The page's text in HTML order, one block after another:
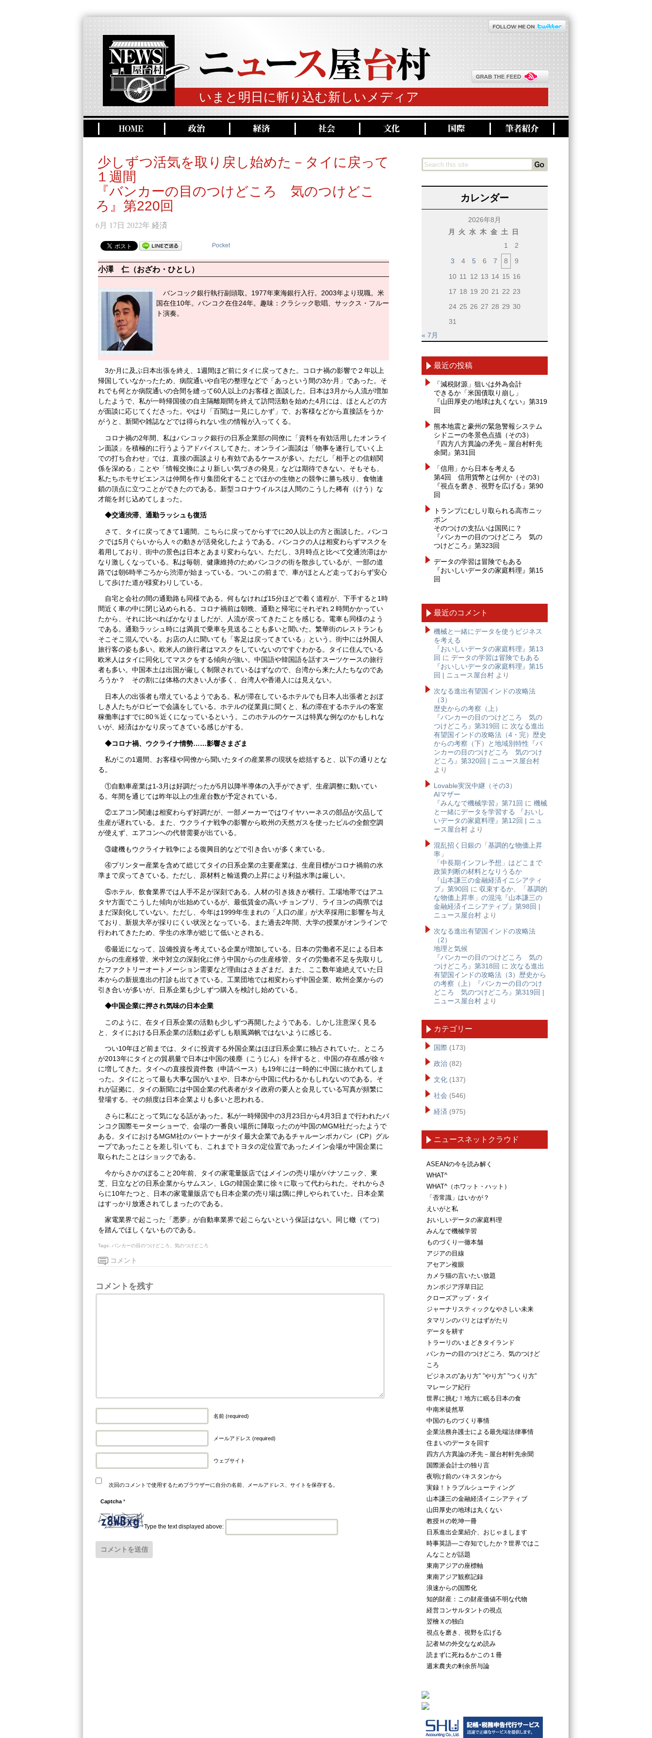
いまと明日に斬り込む新しいメディア
少しずつ活気を取り戻し始めた－タイに戻って
１週間
『バンカーの目のつけどころ 気のつけどこ
ろ』第220回
6月 17日 2022年 経済
Pocket
小澤 仁（おざわ・ひとし）
バンコック銀行執行副頭取。1977年東海銀行入行。2003年より現職。米
国在住10年。バンコク在住24年。趣味：クラシック歌唱、サックス・フルー
ト演奏。
3か月に及ぶ日本出張を終え、1週間ほど前にタイに戻ってきた。コロナ禍の影響で２年以上
帰国していなかったため、病院通いや自宅の整理などで「あっという間の3か月」であった。そ
れでも何とか病院通いの合間を縫って60人以上のお客様と面談した。日本は3月から人流が増加
したようで、私が一時帰国後の自主隔離期間を終えて訪問活動を始めた4月には、ほとんどの方
が面談に応じてくださった。やはり「百聞は一見にしかず」で、お客様などから直接話をうか
がうと、新聞や雑誌などでは得られない生の情報が入ってくる。
コロナ禍の2年間、私はバンコック銀行の日系企業部の同僚に「資料を有効活用したオンライ
ン面談」を積極的に行うようアドバイスしてきた。オンライン面談は「物事を遂行していく上
での打ち合わせ」では、直接の面談よりも有効であるケースが多い。ただし「相手との信頼関
係を深める」ことや「情報交換により新しい気づきの発見」などは期待できない。そもそも、
私たちホモサピエンスは仲間を作り集団化することでほかの生物との競争に勝ち残り、食物連
鎖の頂点に立つことができたのである。新型コロナウイルスは人間のこうした稀有（けう）な
才能を封じ込めてしまった。
◆交通渋滞、通勤ラッシュも復活
さて、タイに戻ってきて1週間。こちらに戻ってからすでに20人以上の方と面談した。バンコ
クでは5月ぐらいから人々の動きが活発化したようである。バンコクの人は相変わらずマスクを
着用しており、街中の景色は日本とあまり変わらない。ただし、3月時点と比べて交通渋滞はか
なり激しくなっている。私は毎朝、健康維持のためバンコクの街を散歩しているが、一部の道
路では朝6時半ごろから渋滞が始まっている。ついこの前まで、車がほとんど走っておらず安心
して歩けた道が様変わりしている。
自宅と会社の間の通勤路も同様である。何もなければ15分ほどで着く道程が、下手すると1時
間近く車の中に閉じ込められる。コロナ禍前は朝晩、通勤と帰宅にそれぞれ２時間かかってい
たから、それに比べればかなりましだが、人流が戻ってきたことを感じる。電車も同様のよう
である。通勤ラッシュ時には満員で乗車を見送ることも多いと聞いた。繁華街のレストランも
そこそこ混んでいる。お店の人に聞いても「客足は戻ってきている」という。街中には外国人
旅行客の姿も多い。欧米人の旅行者はマスクをしていないのですぐわかる。タイに住んでいる
欧米人はタイに同化してマスクをする傾向が強い。中国語や韓国語を話すスーツケースの旅行
者も多い。中国本土は出国が厳しく制限されているはずなので、台湾から来た人たちなのであ
ろうか？ その割には体格の大きい人が多く、台湾人や香港人には見えない。
日本人の出張者も増えているようである。私が滞在しているホテルでも日本人出張者とおぼ
しき人たちがロビーで会議をしている。ホテルの従業員に聞くと、私の滞在するホテルの客室
稼働率はすでに80％近くになっているという。このホテルのケースは特異な例なのかもしれな
いが、経済はかなり戻ってきている感じがする。
◆コロナ禍、ウクライナ情勢……影響さまざま
私がこの1週間、お客様や同僚から聞いたタイの産業界の現状を総括すると、以下の通りとな
る。
①自動車産業は1-3月は好調だったが5月以降半導体の入手ができず、生産調整に動いてい
る。年間を通じては昨年以上の生産台数が予定されている。
②エアコン関連は相変わらず好調だが、一部メーカーではワイヤハーネスの部品が欠品して
生産が遅れている。また、ウクライナ戦争の影響から欧州の天然ガスを使ったビルの全館空調
が使えず、エアコンへの代替需要が出ている。
③建機もウクライナ戦争による復興目的などで引き合いが多く来ている。
④プリンター産業を含めて総じてタイの日系企業の主要産業は、生産目標がコロナ禍前の水
準まで戻ってきている。ただし、原材料と輸送費の上昇により利益水準は厳しい。
⑤ホテル、飲食業界では人手不足が深刻である。人材の引き抜きが横行。工場地帯ではアユ
タヤ方面でこうした傾向が出始めているが、最低賃金の高いチョンブリ、ライヨンの両県では
まだ深刻化していない。ただし、今年は1999年生まれの「人口の崖」が大卒採用に影響を与え
ており、新規大卒が採りにくい状況となっている。また過去2年間、大学の授業がオンラインで
行われてきたため、学生の水準が総じて低いとされる。
⑥最近になって、設備投資を考えている企業が増加している。日本の労働者不足による日本
からの生産移管、米中対立の深刻化に伴う中国からの生産移管、タイの労働者不足を先取りし
たファクトリーオートメーション需要など理由はさまざまだ。また、ここ数年途絶えていた日
本からの新規進出の打診も出てきている。工業団地では相変わらず中国企業、欧州企業からの
引き合いが多いが、日系企業も少しずつ購入を検討し始めている。
◆中国企業に押され気味の日本企業
このように、在タイ日系企業の活動も少しずつ再開したようである。しかし注意深く見る
と、タイにおける日系企業の活動は必ずしも順風満帆ではないように感じる。
つい10年ほど前までは、タイに投資する外国企業はほぼ日系企業に独占されていた。ところ
が2013年にタイとの貿易量で日本は中国の後塵（こうじん）を拝すると、中国の存在感が徐々
に増してきた。タイへの直接投資件数（申請ベース）も19年には一時的に中国に抜かれてしま
った。タイにとって最も大事な国がいまや、日本から中国に代わるかもしれないのである。そ
れが証拠に、タイの新聞には中国企業の代表者がタイ政府の要人と会見している写真が頻繁に
登場する。その頻度は日本企業よりも多いと思われる。
さらに私にとって気になる話があった。私が一時帰国中の3月23日から4月3日まで行われたバ
ンコク国際モーターショーで、会場の一番良い場所に陣取ったのが中国のMGM社だったようで
ある。タイにおけるMGM社のパートナーがタイ最大企業であるチャルーンポカパン（CP）グル
ープであったことを差し引いても、これまでトヨタの定位置であったメイン会場が中国企業に
取られたことはショックである。
今からさかのぼること20年前、タイの家電量販店ではメインの売り場がパナソニック、東
芝、日立などの日系企業からサムスン、LGの韓国企業に徐々に取って代わられた。それからさ
らに10年たつと、日本の家電量販店でも日本企業の売り場は隅に押しやられていた。日本企業
はすっかり放逐されてしまったのである。
家電業界で起こった「悪夢」が自動車業界で起こらないという保証はない。同じ轍（てつ）
を踏んでほしくないものである。
Tags: バンカーの目のつけどころ、気のつけどころ
コメント
コメントを残す
名前 (required)
メールアドレス (required)
ウェブサイト
次回のコメントで使用するためブラウザーに自分の名前、メールアドレス、サイトを保存する。
Captcha *
Type the text displayed above:
カレンダー
2026年8月
月
火 水 木 金 土
日
1
2
3
4 5 6 7 8
9
10 11 12 13 14 15 16
17 18 19 20 21 22 23
24 25 26 27 28 29 30
31
« 7月
最近の投稿
「減税財源」狙いは外為会計
できるか「米国債取り崩し」
『山田厚史の地球は丸くない』第319
回
熊本地震と豪州の緊急警報システム
シドニーの冬景色点描（その3）
『四方八方異論の矛先－屋台村軒先
余聞』第31回
「信用」から日本を考える
第4回 信用貨幣とは何か（その3）
『視点を磨き、視野を広げる』第90
回
トランプにむしり取られる高市ニッ
ポン
そのつけの支払いは国民に？
『バンカーの目のつけどころ 気の
つけどころ』第323回
データの学習は冒険でもある
『おいしいデータの家庭料理』第15
回
最近のコメント
機械と一緒にデータを使うビジネス
を考える
『おいしいデータの家庭料理』第13
回 に データの学習は冒険でもある
『おいしいデータの家庭料理』第15
回 | ニュース屋台村 より
次なる進出有望国インドの攻略法
（3）
歴史からの考察（上）
『バンカーの目のつけどころ 気の
つけどころ』第319回 に 次なる進出
有望国インドの攻略法（4・完）歴史
からの考察（下）と地域別特性『バ
ンカーの目のつけどころ 気のつけ
どころ』第320回 | ニュース屋台村
より
Lovable実況中継（その3）
AIマザー
『みんなで機械学習』第71回 に 機械
と一緒にデータを学習する 『おいし
いデータの家庭料理』第12回 | ニュ
ース屋台村 より
混乱招く日銀の「基調的な物価上昇
率」
「中長期インフレ予想」はどこまで
政策判断の材料となりうるか
『山本謙三の金融経済イニシアティ
ブ』第90回 に 収束するか、「基調的
な物価上昇率」の混沌『山本謙三の
金融経済イニシアティブ』第98回 |
ニュース屋台村 より
次なる進出有望国インドの攻略法
（2）
地理と気候
『バンカーの目のつけどころ 気の
つけどころ』第318回 に 次なる進出
有望国インドの攻略法（3）歴史から
の考察（上）『バンカーの目のつけ
どころ 気のつけどころ』第319回 |
ニュース屋台村 より
カテゴリー
国際 (173)
政治 (82)
文化 (137)
社会 (546)
経済 (975)
ニュースネットクラウド
ASEANの今を読み解く
WHAT^
WHAT^（ホワット・ハット）
「否常識」はいかが？
えいがと私
おいしいデータの家庭料理
みんなで機械学習
ものづくり一徹本舗
アジアの目線
アセアン複眼
カメラ猫の言いたい放題
カンボジア浮草日記
クローズアップ・タイ
ジャーナリスティックなやさしい未来
タマリンのパリとはずがたり
データを耕す
トラーリのいまどきタイランド
バンカーの目のつけどころ、気のつけど
ころ
ビジネスの”あり方” ”やり方” ”つくり方”
マレーシア紀行
世界に挑む！地方に眠る日本の食
中南米徒然草
中国のものづくり事情
企業法務弁護士による最先端法律事情
住まいのデータを回す
四方八方異論の矛先－屋台村軒先余聞
国際派会計士の独り言
夜明け前のパキスタンから
実録！トラブルシューティング
山本謙三の金融経済イニシアティブ
山田厚史の地球は丸くない
教授Ｈの乾坤一冊
日系進出企業紹介、おじゃまします
時事英語―ご存知でしたか？世界ではこ
んなことが話題
東南アジアの座標軸
東南アジア観察記録
浪速からの国際化
知的財産：この財産価値不明な代物
経営コンサルタントの視点
翌檜Ｘの独白
視点を磨き、視野を広げる
記者Ｍの外交ななめ読み
読まずに死ねるかこの１冊
週末農夫の剰余所与論